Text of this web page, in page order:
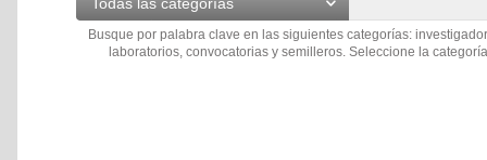
Busque por palabra clave en las siguientes categorías:
laboratorios, convocatorias y semilleros. Seleccione la